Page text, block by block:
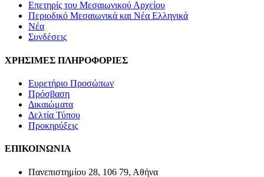
Επετηρίς του Μεσαιωνικού Αρχείου
Περιοδικό Μεσαιωνικά και Νέα Ελληνικά
Νέα
Συνδέσεις
ΧΡΗΣΙΜΕΣ ΠΛΗΡΟΦΟΡΙΕΣ
Ευρετήριο Προσώπων
Πρόσβαση
Δικαιώματα
Δελτία Τύπου
Προκηρύξεις
ΕΠΙΚΟΙΝΩΝΙΑ
Πανεπιστημίου 28, 106 79, Αθήνα